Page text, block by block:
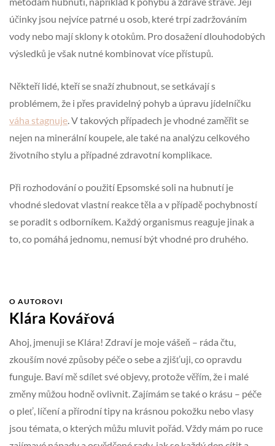
účinky jsou nejvíce patrné u osob, které trpí zadržováním
vody nebo mají sklony k otokům. Pro dosažení dlouhodobých
výsledků je však nutné kombinovat více přístupů.
Někteří lidé, kteří se snaží zhubnout, se setkávají s
problémem, že i přes pravidelný pohyb a úpravu jídelníčku
váha stagnuje. V takových případech je vhodné zaměřit se
nejen na minerální koupele, ale také na analýzu celkového
životního stylu a případné zdravotní komplikace.
Při rozhodování o použití Epsomské soli na hubnutí je
vhodné sledovat vlastní reakce těla a v případě pochybností
se poradit s odborníkem. Každý organismus reaguje jinak a
to, co pomáhá jednomu, nemusí být vhodné pro druhého.
O AUTOROVI
Klára Kovářová
Ahoj, jmenuji se Klára! Zdraví je moje vášeň – ráda čtu,
zkouším nové způsoby péče o sebe a zjišťuji, co opravdu
funguje. Baví mě sdílet své objevy, protože věřím, že i malé
změny můžou hodně ovlivnit. Zajímám se také o krásu – péče
o pleť, líčení a přírodní tipy na krásnou pokožku nebo vlasy
jsou témata, o kterých můžu mluvit pořád. Vždy mám po ruce